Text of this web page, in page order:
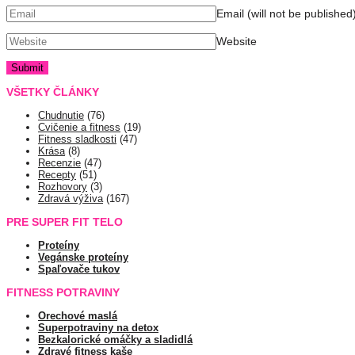
Email (will not be published)
Website
VŠETKY ČLÁNKY
Chudnutie (76)
Cvičenie a fitness (19)
Fitness sladkosti (47)
Krása(8)
Recenzie (47)
Recepty (51)
Rozhovory (3)
Zdravá výživa(167)
PRE SUPER FIT TELO
Proteíny
Vegánske proteíny
Spaľovače tukov
FITNESS POTRAVINY
Orechové maslá
Superpotraviny na detox
Bezkalorické omáčky a sladidlá
Zdravé fitness kaše